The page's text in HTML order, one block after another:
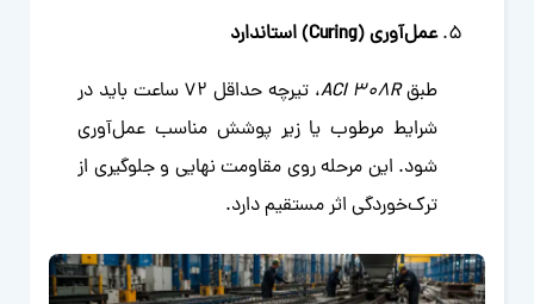
عمل‌آوری (Curing) استاندارد
طبقACI 308R
، تیرچه حداقل ۷۲ ساعت باید در
شرایط مرطوب یا زیر پوشش مناسب عمل‌آوری
شود. این مرحله روی مقاومت نهایی و جلوگیری از
ترک‌خوردگی اثر مستقیم دارد.